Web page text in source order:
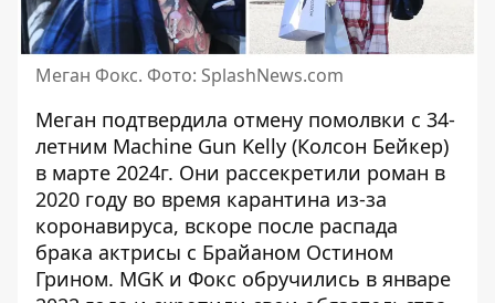
Меган Фокс. Фото: SplashNews.com
Меган подтвердила отмену помолвки с 34-
летним Machine Gun Kelly (Колсон Бейкер)
в марте 2024г. Они рассекретили роман в
2020 году во время карантина из-за
коронавируса, вскоре после распада
брака актрисы с Брайаном Остином
Грином. MGK и Фокс обручились в январе